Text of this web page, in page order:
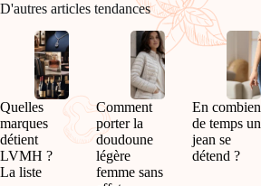
D'autres articles tendances
Quelles
marques
détient
LVMH ?
La liste
Comment
porter la
doudoune
légère
femme sans
En combien
de temps un
jean se
détend ?